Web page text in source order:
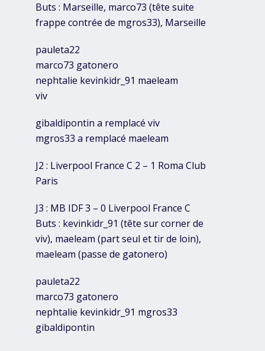
Buts : Marseille, marco73 (tête suite
frappe contrée de mgros33), Marseille
pauleta22
marco73 gatonero
nephtalie kevinkidr_91 maeleam
viv
gibaldipontin a remplacé viv
mgros33 a remplacé maeleam
J2 : Liverpool France C 2 – 1 Roma Club
Paris
J3 : MB IDF 3 – 0 Liverpool France C
Buts : kevinkidr_91 (tête sur corner de
viv), maeleam (part seul et tir de loin),
maeleam (passe de gatonero)
pauleta22
marco73 gatonero
nephtalie kevinkidr_91 mgros33
gibaldipontin